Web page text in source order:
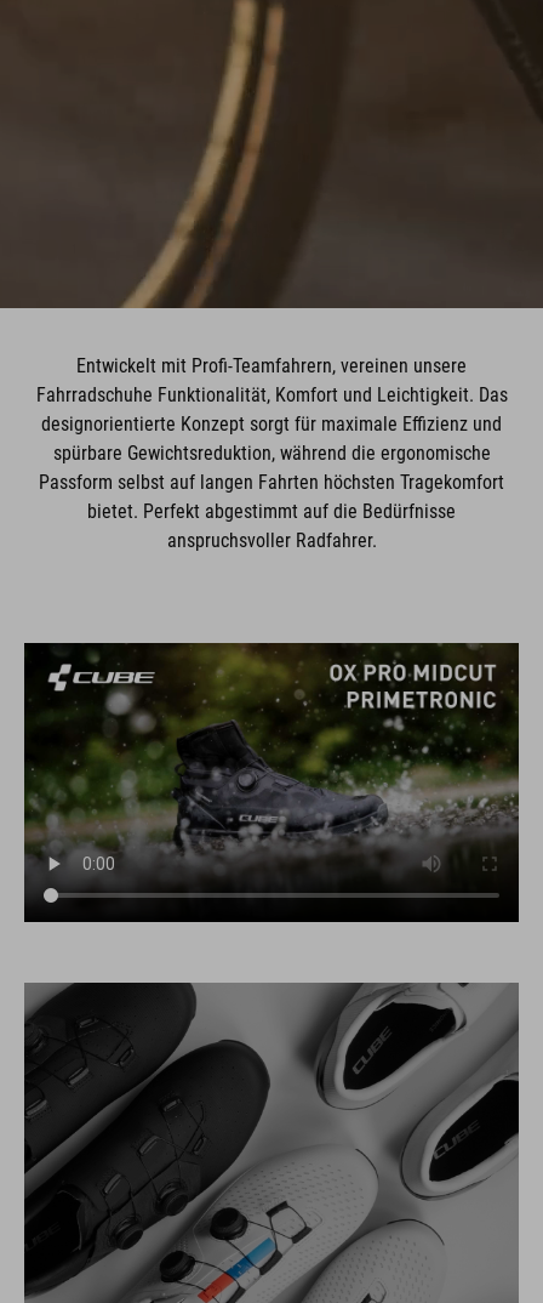
Entwickelt mit Profi-Teamfahrern, vereinen unsere
Fahrradschuhe Funktionalität, Komfort und Leichtigkeit. Das
designorientierte Konzept sorgt für maximale Effizienz und
spürbare Gewichtsreduktion, während die ergonomische
Passform selbst auf langen Fahrten höchsten Tragekomfort
bietet. Perfekt abgestimmt auf die Bedürfnisse
anspruchsvoller Radfahrer.